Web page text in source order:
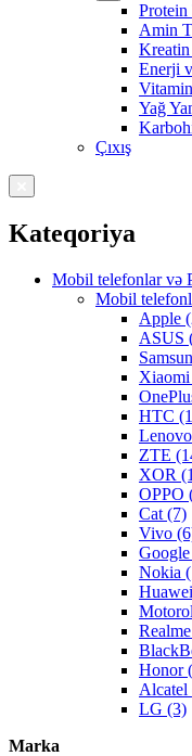
Protein
Amin
Kreatin
Enerji
Yağ
Çıxış
Kateqoriya
Mobil telefonlar və
Mobil
Apple
ASUS
HTC
ZTE
XOR
OPPO
Cat (7)
Vivo
Nokia
Honor
Alcatel
LG (3)
Marka